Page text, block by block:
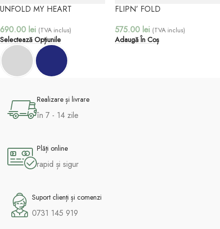
UNFOLD MY HEART
690.00 lei (TVA inclus)
Selectează Opțiunile
FLIPN’ FOLD
575.00 lei (TVA inclus)
Adaugă În Coș
Realizare și livrare
în 7 - 14 zile
Plăți online
rapid și sigur
Suport clienți și comenzi
0731 145 919